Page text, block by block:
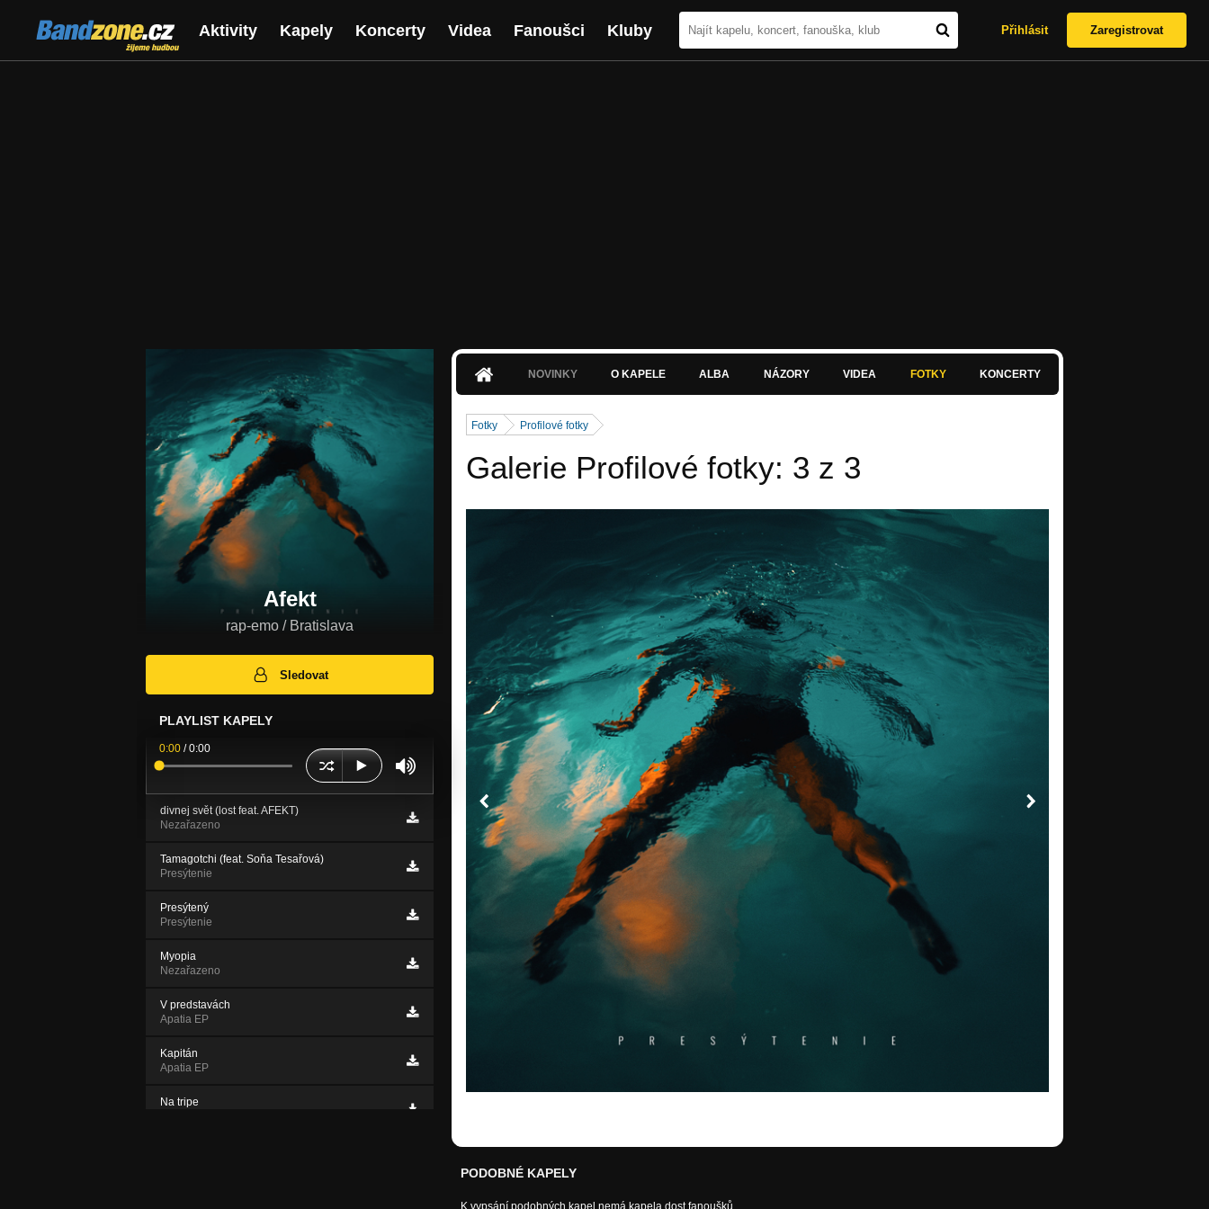
Bandzone.cz
žijeme hudbou
Aktivity Kapely Koncerty Videa Fanoušci Kluby Přihlásit Zaregistrovat
Afekt
rap-emo / Bratislava
Sledovat
PLAYLIST KAPELY
0:00 /0:00
divnej svět (lost feat. AFEKT)
Nezařazeno
Tamagotchi (feat. Soňa Tesařová)
Presýtenie
Presýtený
Presýtenie
Myopia
Nezařazeno
V predstavách
Apatia EP
Kapitán
Apatia EP
Na tripe
NOVINKY O KAPELE ALBA NÁZORY VIDEA FOTKY KONCERTY
Fotky Profilové fotky
Galerie Profilové fotky: 3 z 3
PODOBNÉ KAPELY